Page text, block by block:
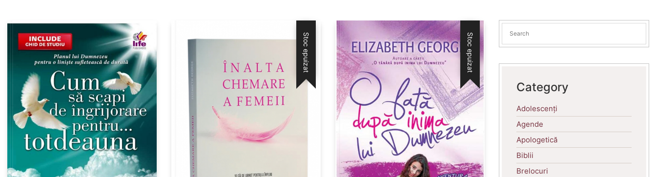
Stoc epuizat Stoc epuizat
Category
Adolescenți
Agende
Apologetică
Biblii
Brelocuri